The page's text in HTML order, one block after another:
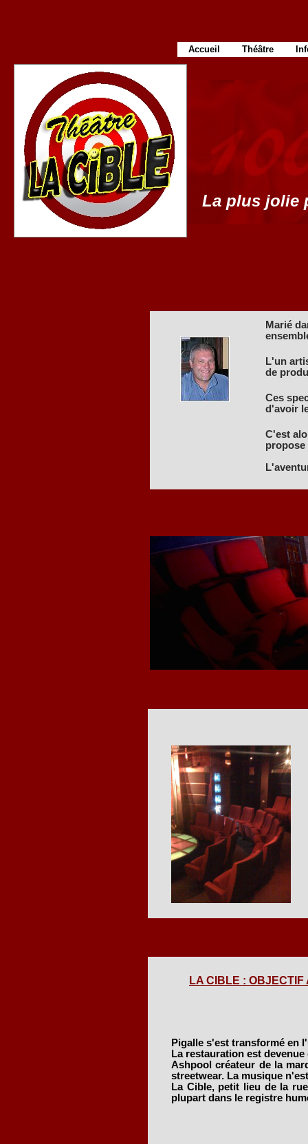
Marié
L'un
de
Ces
d'avoir
C'est
propose
La plus jolie
Accueil Théâtre
LA CIBLE :
Pigalle s'est transformé en
La restauration est
Ashpool créateur de la
streetwear. La musique
La Cible, petit lieu de la
plupart dans le registre